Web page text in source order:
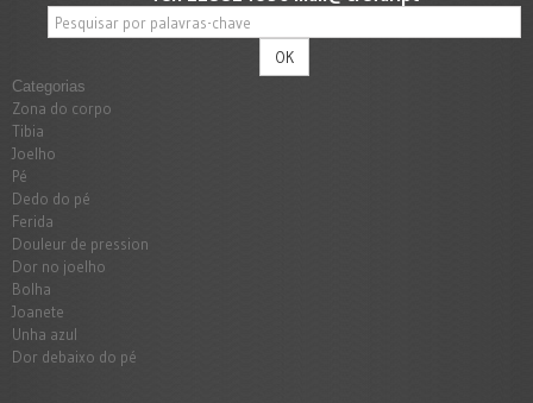
OK
Categorias
Zona do corpo
Tibia
Joelho
Pé
Dedo do pé
Ferida
Douleur de pression
Dor no joelho
Bolha
Joanete
Unha azul
Dor debaixo do pé